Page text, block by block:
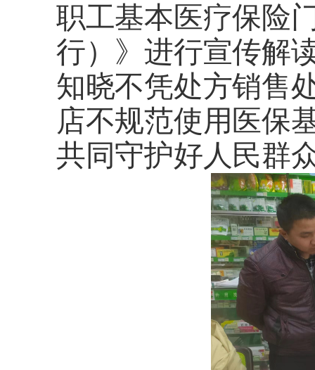
职工基本医疗保险
行） 》进行宣传解
知晓不凭处方销售
店不规范使用医保
共同守护好人民群